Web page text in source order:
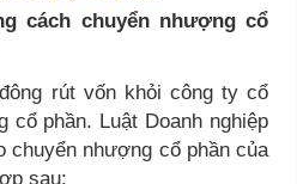
cách chuyển nhượng cổ
rút vốn khỏi công ty cổ
cổ phần. Luật Doanh nghiệp
chuyển nhượng cổ phần của
sau: